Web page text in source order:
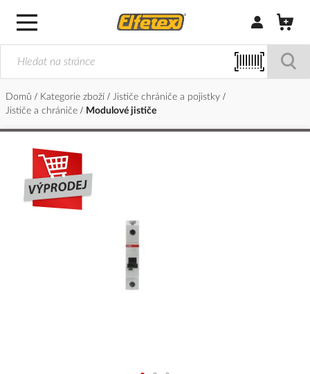
Přihlásit/
Domů Kategorie zboží
Jističe chrániče a pojistky
Jističe a chrániče
Modulové jističe
Přeskočit
konec
galerie